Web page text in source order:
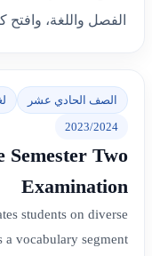
الفصل واللغة،
الصف الحادي عشر
2023/2024
Semester Two
Examination
students on diverse
a vocabulary segment